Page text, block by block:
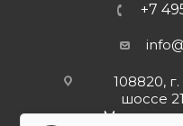
+7
108820,
шоссе